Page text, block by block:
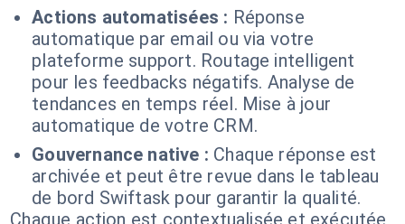
Actions automatisées : Réponse
automatique par email ou via votre
plateforme support. Routage intelligent
pour les feedbacks négatifs. Analyse de
tendances en temps réel. Mise à jour
automatique de votre CRM.
Gouvernance native : Chaque réponse est
archivée et peut être revue dans le tableau
de bord Swiftask pour garantir la qualité.
Chaque action est contextualisée et exécutée